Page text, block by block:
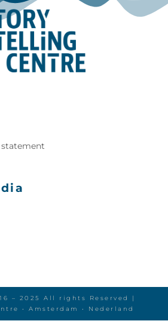
statement
– 2025 All rights Reserved |
• Amsterdam • Nederland